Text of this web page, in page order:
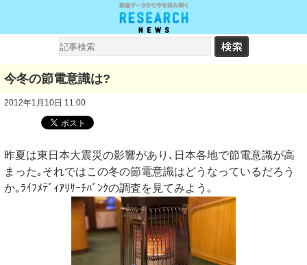
今冬の節電意識は?
2012年1月10日 11:00
昨夏は東日本大震災の影響があり､日本各地で節電意識が高
まった｡それではこの冬の節電意識はどうなっているだろう
か｡ﾗｲﾌﾒﾃﾞｨｱﾘｻｰﾁﾊﾞﾝｸの調査を見てみよう｡